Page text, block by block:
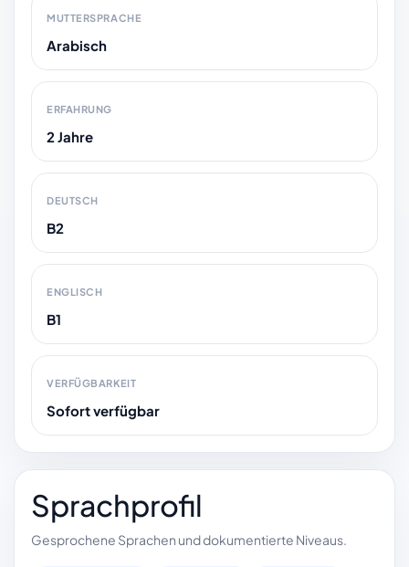
MUTTERSPRACHE
Arabisch
ERFAHRUNG
2 Jahre
DEUTSCH
B2
ENGLISCH
B1
VERFÜGBARKEIT
Sofort verfügbar
Sprachprofil
Gesprochene Sprachen und dokumentierte Niveaus.